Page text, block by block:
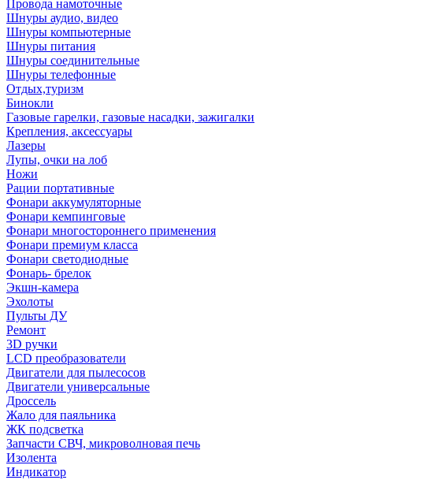
Провода намоточные
Шнуры аудио, видео
Шнуры компьютерные
Шнуры питания
Шнуры соединительные
Шнуры телефонные
Отдых,туризм
Бинокли
Газовые гарелки, газовые насадки, зажигалки
Крепления, аксессуары
Лазеры
Лупы, очки на лоб
Ножи
Рации портативные
Фонари аккумуляторные
Фонари кемпинговые
Фонари многостороннего применения
Фонари премиум класса
Фонари светодиодные
Фонарь- брелок
Экшн-камера
Эхолоты
Пульты ДУ
Ремонт
3D ручки
LCD преобразователи
Двигатели для пылесосов
Двигатели универсальные
Дроссель
Жало для паяльника
ЖК подсветка
Запчасти СВЧ, микроволновая печь
Изолента
Индикатор